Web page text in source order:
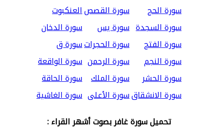
سورة الحج
سورة القصصالعنكبوت
سورة السجدة سورة يس
سورة الدخان
سورة الفتح
سورة الحجراتسورة ق
سورة النجم
سورة الرحمن سورة الواقعة
سورة الحشر
سورة الملك سورة الحاقة
سورة الانشقاقسورة الأعلى سورة الغاشية
تحميل سورة غافر بصوت أشهر القراء :